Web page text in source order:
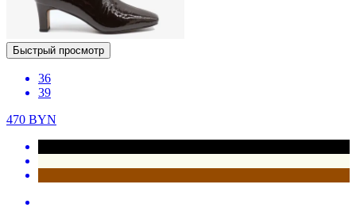
Быстрый просмотр
36
39
470 BYN